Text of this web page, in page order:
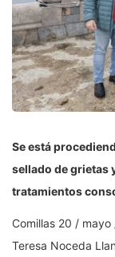
Se está
sellado de grietas
tratamientos
Comillas 20 /
Teresa Noceda